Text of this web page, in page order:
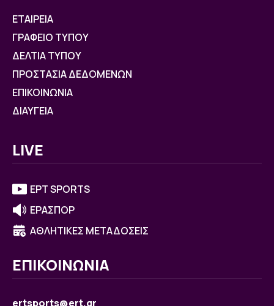
ΕΤΑΙΡΕΙΑ
ΓΡΑΦΕΙΟ ΤΥΠΟΥ
ΔΕΛΤΙΑ ΤΥΠΟΥ
ΠΡΟΣΤΑΣΙΑ ΔΕΔΟΜΕΝΩΝ
ΕΠΙΚΟΙΝΩΝΙΑ
ΔΙΑΥΓΕΙΑ
LIVE
ΕΡΤ SPORTS
ΕΡΑΣΠΟΡ
ΑΘΛΗΤΙΚΕΣ ΜΕΤΑΔΟΣΕΙΣ
ΕΠΙΚΟΙΝΩΝΙΑ
ertsports@ert.gr